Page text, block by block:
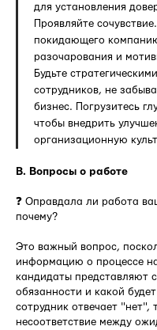
для установления
Проявляйте
покидающего
разочарования и
Будьте
сотрудников, не
бизнес. Погрузитесь
чтобы внедрить
организационную
B. Вопросы о работе
❓ Оправдала ли работа
почему?
Это важный вопрос,
информацию о процессе
кандидаты представляют
обязанности и какой
сотрудник отвечает
несоответствие между